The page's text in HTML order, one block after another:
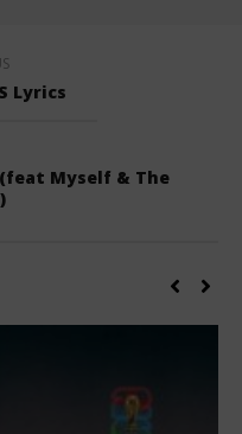
Lyrics
Myself & The